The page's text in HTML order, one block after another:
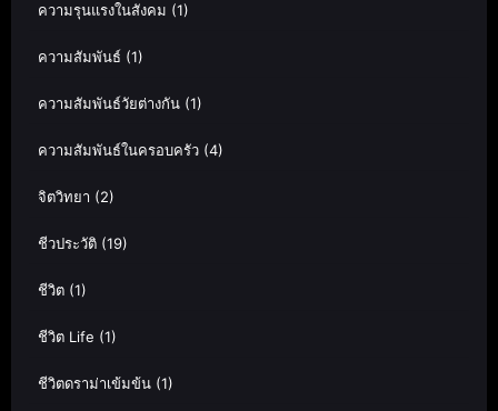
ความรุนแรงในสังคม (1)
ความสัมพันธ์ (1)
ความสัมพันธ์วัยต่างกัน (1)
ความสัมพันธ์ในครอบครัว (4)
จิตวิทยา (2)
ชีวประวัติ (19)
ชีวิต (1)
ชีวิต Life (1)
ชีวิตดราม่าเข้มข้น (1)